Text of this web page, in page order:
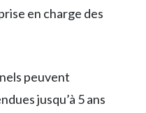
en charge des
peuvent
jusqu’à 5 ans